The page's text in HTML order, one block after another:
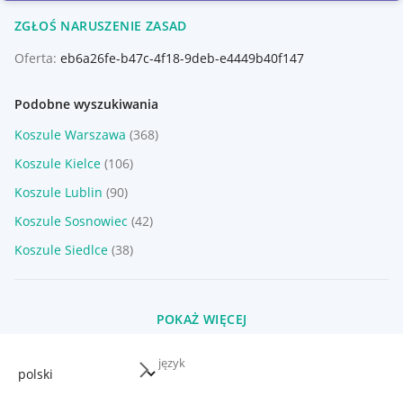
język
ZGŁOŚ NARUSZENIE ZASAD
Oferta: eb6a26fe-b47c-4f18-9deb-e4449b40f147
Podobne wyszukiwania
Koszule Warszawa (368)
Koszule Kielce (106)
Koszule Lublin (90)
Koszule Sosnowiec (42)
Koszule Siedlce (38)
POKAŻ WIĘCEJ